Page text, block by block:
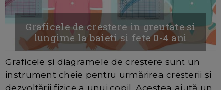
Graficele de crestere in greutate si
lungime la baieti si fete 0-4 ani
Graficele și diagramele de creștere sunt un
instrument cheie pentru urmărirea creșterii și
dezvoltării fizice a unui copil. Acestea ajută un